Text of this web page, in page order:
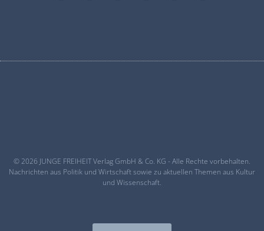
© 2026 JUNGE FREIHEIT Verlag GmbH & Co. KG - Alle Rechte vorbehalten.
Nachrichten aus Politik und Wirtschaft sowie zu aktuellen Themen aus Kultur
und Wissenschaft.